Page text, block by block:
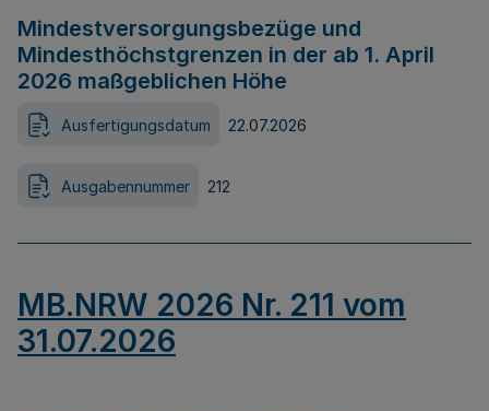
Mindestversorgungsbezüge und
Mindesthöchstgrenzen in der ab 1. April
2026 maßgeblichen Höhe
Ausfertigungsdatum 22.07.2026
Ausgabennummer 212
MB.NRW 2026 Nr. 211 vom
31.07.2026